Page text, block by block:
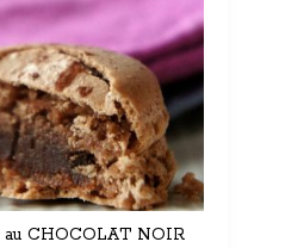
CHOCOLAT NOIR